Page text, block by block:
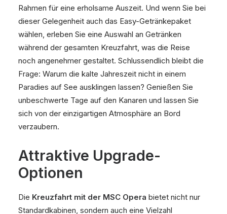
Rahmen für eine erholsame Auszeit. Und wenn Sie bei
dieser Gelegenheit auch das Easy-Getränkepaket
wählen, erleben Sie eine Auswahl an Getränken
während der gesamten Kreuzfahrt, was die Reise
noch angenehmer gestaltet. Schlussendlich bleibt die
Frage: Warum die kalte Jahreszeit nicht in einem
Paradies auf See ausklingen lassen? Genießen Sie
unbeschwerte Tage auf den Kanaren und lassen Sie
sich von der einzigartigen Atmosphäre an Bord
verzaubern.
Attraktive Upgrade-
Optionen
Die Kreuzfahrt mit der MSC Opera bietet nicht nur
Standardkabinen, sondern auch eine Vielzahl